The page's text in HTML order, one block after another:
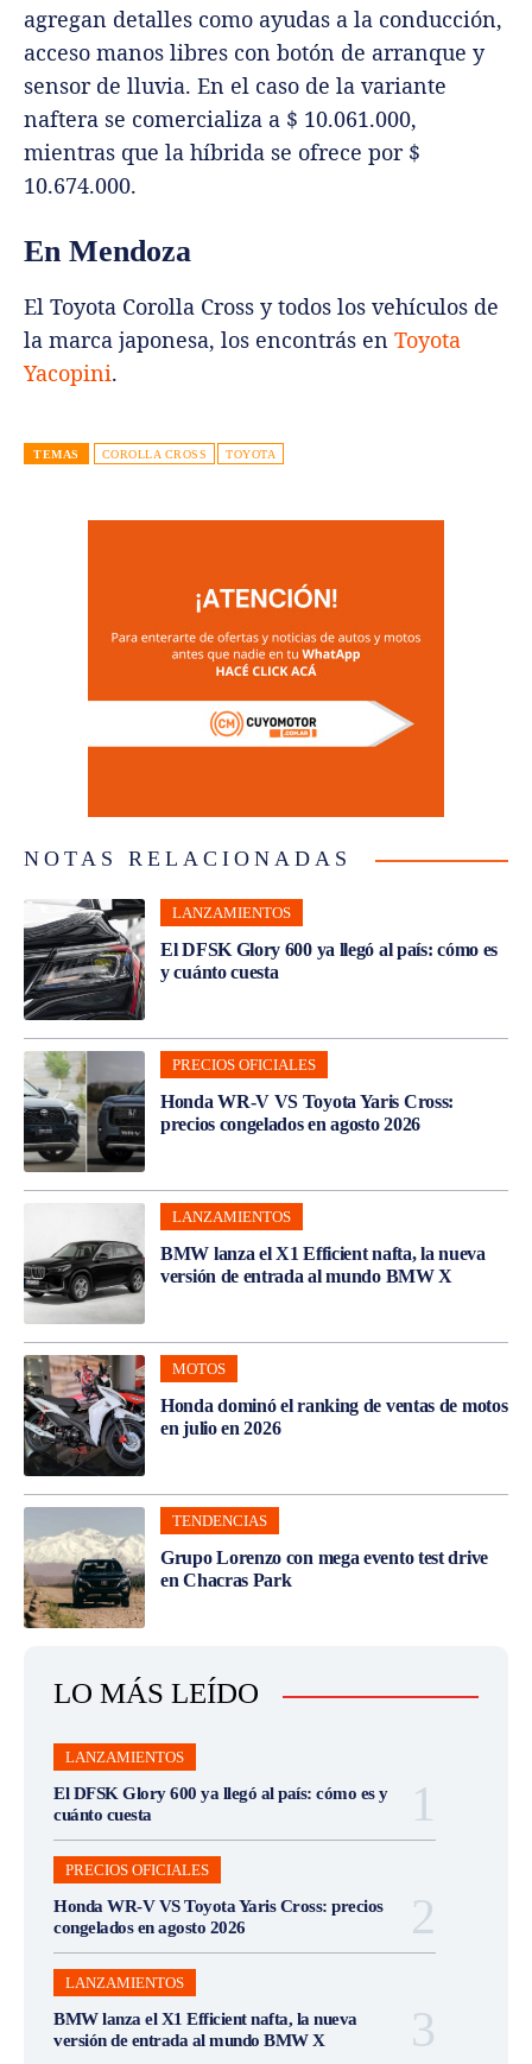
agregan detalles como ayudas a la conducción,
acceso manos libres con botón de arranque y
sensor de lluvia. En el caso de la variante
naftera se comercializa a $ 10.061.000,
mientras que la híbrida se ofrece por $
10.674.000.
En Mendoza
El Toyota Corolla Cross y todos los vehículos de
la marca japonesa, los encontrás en Toyota
Yacopini.
TEMAS COROLLA CROSS TOYOTA
NOTAS RELACIONADAS
LANZAMIENTOS
El DFSK Glory 600 ya llegó al país: cómo es
y cuánto cuesta
PRECIOS OFICIALES
Honda WR-V VS Toyota Yaris Cross:
precios congelados en agosto 2026
LANZAMIENTOS
BMW lanza el X1 Efficient nafta, la nueva
versión de entrada al mundo BMW X
MOTOS
Honda dominó el ranking de ventas de motos
en julio en 2026
TENDENCIAS
Grupo Lorenzo con mega evento test drive
en Chacras Park
LO MÁS LEÍDO
LANZAMIENTOS
El DFSK Glory 600 ya llegó al país: cómo es y
cuánto cuesta
PRECIOS OFICIALES
Honda WR-V VS Toyota Yaris Cross: precios
congelados en agosto 2026
LANZAMIENTOS
BMW lanza el X1 Efficient nafta, la nueva
versión de entrada al mundo BMW X